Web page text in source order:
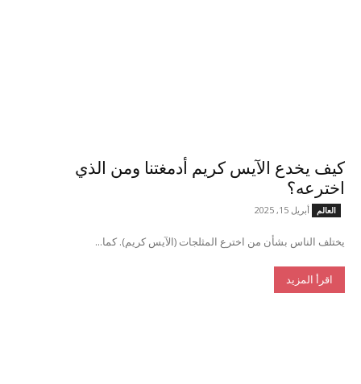
كيف يخدع الآيس كريم أدمغتنا ومن الذي
اخترعه؟
العالم أبريل 15, 2025
يختلف الناس بشأن من اخترع المثلجات (الآيس كريم). كما...
اقرأ المزيد